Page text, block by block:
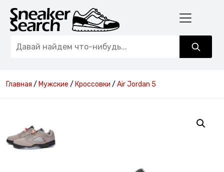
Главная / Мужские / Кроссовки / Air Jordan 5